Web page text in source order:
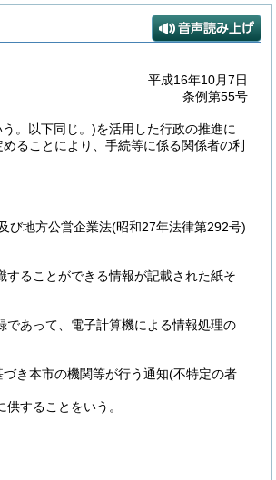
平成16年10月7日
条例第55号
。以下同じ。)を活用した行政の推進に
ることにより、手続等に係る関係者の利
び地方公営企業法(昭和27年法律第292号)
ることができる情報が記載された紙そ
あって、電子計算機による情報処理の
き本市の機関等が行う通知(不特定の者
することをいう。